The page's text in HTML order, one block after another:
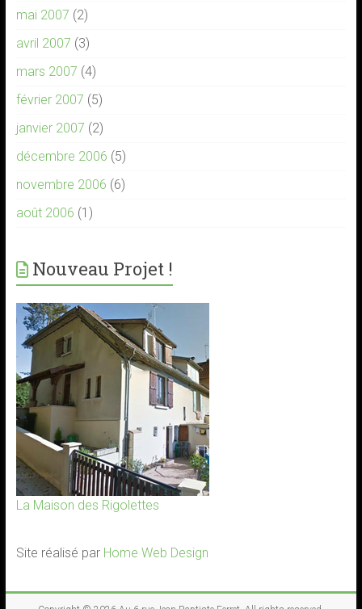
mai 2007 (2)
avril 2007 (3)
mars 2007 (4)
février 2007 (5)
janvier 2007 (2)
décembre 2006 (5)
novembre 2006 (6)
août 2006 (1)
Nouveau Projet !
La Maison des Rigolettes
Site réalisé par Home Web Design